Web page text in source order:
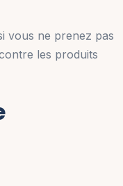
vous ne prenez pas
les produits